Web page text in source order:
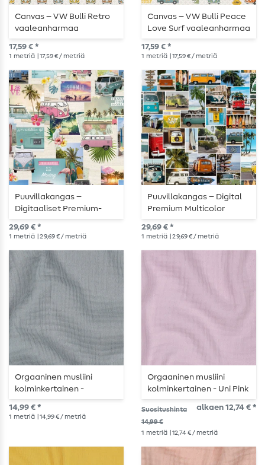
Canvas – VW Bulli Retro
vaaleanharmaa
monivärinen
17,59 € *
1 metriä | 17,59 € / metriä
Canvas – VW Bulli Peace
Love Surf vaaleanharmaa
monivärinen
17,59 € *
1 metriä | 17,59 € / metriä
Puuvillakangas –
Digitaaliset Premium-
laastarit VW Bulli,
moniväriset
29,69 € *
1 metriä | 29,69 € / metriä
Puuvillakangas – Digital
Premium Multicolor
29,69 € *
1 metriä | 29,69 € / metriä
Orgaaninen musliini
kolminkertainen -
tavallinen
teräksenharmaa
14,99 € *
1 metriä | 14,99 € / metriä
Orgaaninen musliini
kolminkertainen - Uni Pink
Suositushinta
14,99 €
alkaen 12,74 € *
1 metriä | 12,74 € / metriä